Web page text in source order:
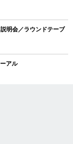
明会／ラウンドテーブ
アル